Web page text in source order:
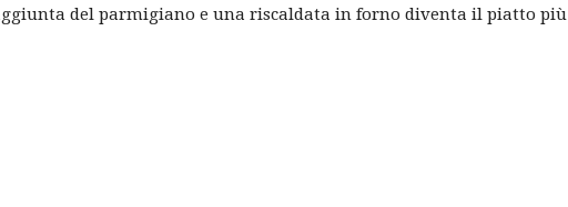
del parmigiano e una riscaldata in forno diventa il piatto più